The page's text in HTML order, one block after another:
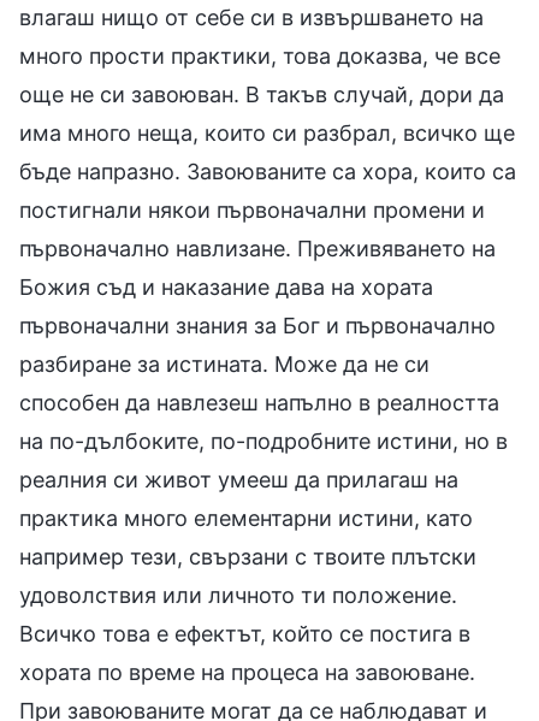
влагаш нищо от себе си в извършването на
много прости практики, това доказва, че все
още не си завоюван. В такъв случай, дори да
има много неща, които си разбрал, всичко ще
бъде напразно. Завоюваните са хора, които са
постигнали някои първоначални промени и
първоначално навлизане. Преживяването на
Божия съд и наказание дава на хората
първоначални знания за Бог и първоначално
разбиране за истината. Може да не си
способен да навлезеш напълно в реалността
на по-дълбоките, по-подробните истини, но в
реалния си живот умееш да прилагаш на
практика много елементарни истини, като
например тези, свързани с твоите плътски
удоволствия или личното ти положение.
Всичко това е ефектът, който се постига в
хората по време на процеса на завоюване.
При завоюваните могат да се наблюдават и